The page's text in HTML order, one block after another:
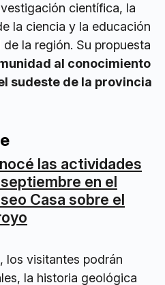
científica, la
la ciencia y la educación
la región. Su propuesta
al conocimiento
sudeste de la provincia
las actividades
en el
Casa sobre el
los visitantes podrán
la historia geológica